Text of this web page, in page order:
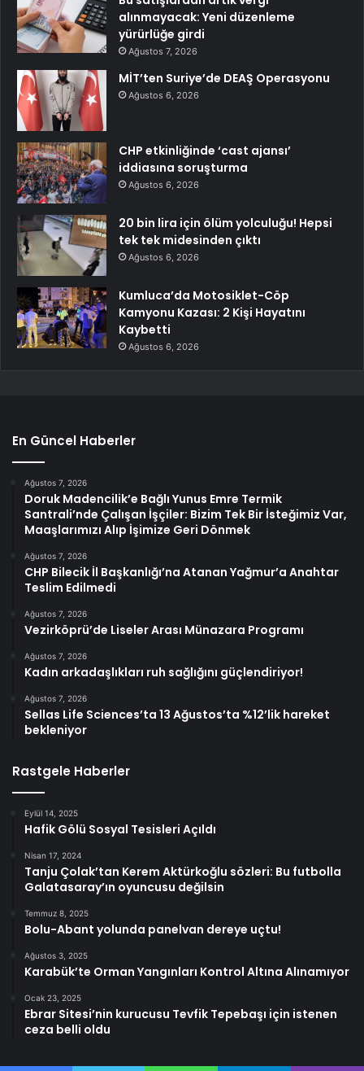
alınmayacak: Yeni düzenleme
yürürlüğe girdi
Ağustos 7, 2026
MİT’ten Suriye’de DEAŞ Operasyonu
Ağustos 6, 2026
CHP etkinliğinde ‘cast ajansı’
iddiasına soruşturma
Ağustos 6, 2026
20 bin lira için ölüm yolculuğu! Hepsi
tek tek midesinden çıktı
Ağustos 6, 2026
Kumluca’da Motosiklet-Cöp
Kamyonu Kazası: 2 Kişi Hayatını
Kaybetti
Ağustos 6, 2026
En Güncel Haberler
Ağustos 7, 2026
Doruk Madencilik’e Bağlı Yunus Emre Termik
Santrali’nde Çalışan İşçiler: Bizim Tek Bir İsteğimiz Var,
Maaşlarımızı Alıp İşimize Geri Dönmek
Ağustos 7, 2026
CHP Bilecik İl Başkanlığı’na Atanan Yağmur’a Anahtar
Teslim Edilmedi
Ağustos 7, 2026
Vezirköprü’de Liseler Arası Münazara Programı
Ağustos 7, 2026
Kadın arkadaşlıkları ruh sağlığını güçlendiriyor!
Ağustos 7, 2026
Sellas Life Sciences’ta 13 Ağustos’ta %12’lik hareket
bekleniyor
Rastgele Haberler
Eylül 14, 2025
Hafik Gölü Sosyal Tesisleri Açıldı
Nisan 17, 2024
Tanju Çolak’tan Kerem Aktürkoğlu sözleri: Bu futbolla
Galatasaray’ın oyuncusu değilsin
Temmuz 8, 2025
Bolu-Abant yolunda panelvan dereye uçtu!
Ağustos 3, 2025
Karabük’te Orman Yangınları Kontrol Altına Alınamıyor
Ocak 23, 2025
Ebrar Sitesi’nin kurucusu Tevfik Tepebaşı için istenen
ceza belli oldu